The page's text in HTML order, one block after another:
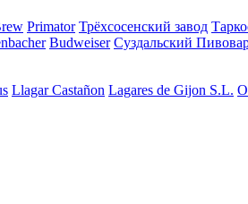
Primator Трёхсосенский завод
Budweiser Суздальский
Llagar Castañon Lagares de Gijon S.L.